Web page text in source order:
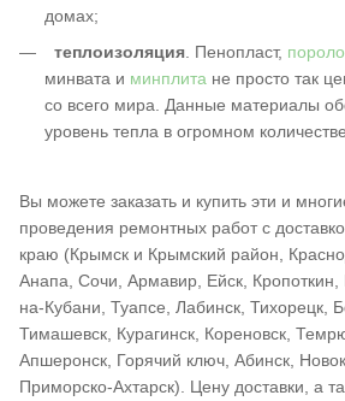
домах;
теплоизоляция . Пенопласт,
минвата и минплита не просто так
со всего мира. Данные материалы
уровень тепла в огромном
Вы можете заказать и купить эти и
проведения ремонтных работ с
краю (Крымск и Крымский район,
Анапа, Сочи, Армавир, Ейск, Кропоткин,
на-Кубани, Туапсе, Лабинск, Тихорецк,
Тимашевск, Курагинск, Кореновск,
Апшеронск, Горячий ключ, Абинск,
Приморско-Ахтарск). Цену доставки, а